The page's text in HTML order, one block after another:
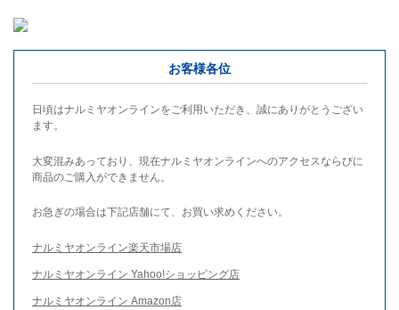
お客様各位
日頃はナルミヤオンラインをご利用いただき、誠にありがとうござい
ます。
大変混みあっており、現在ナルミヤオンラインへのアクセスならびに
商品のご購入ができません。
お急ぎの場合は下記店舗にて、お買い求めください。
ナルミヤオンライン楽天市場店
ナルミヤオンライン Yahoo!ショッピング店
ナルミヤオンライン Amazon店